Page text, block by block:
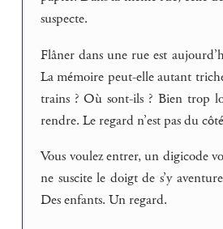
suspecte.
Flâner dans une rue est
La mémoire peut-elle autant
trains ? Où sont-ils ? Bien trop
rendre. Le regard n’est pas du
Vous voulez entrer, un digicode
ne suscite le doigt de s’y
Des enfants. Un regard.